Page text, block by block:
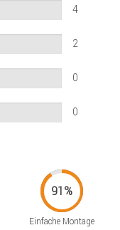
4
2
0
0
Einfache Montage